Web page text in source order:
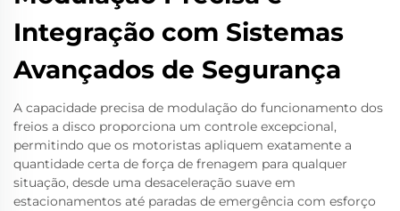
Integração com Sistemas
Avançados de Segurança
A capacidade precisa de modulação do funcionamento dos
freios a disco proporciona um controle excepcional,
permitindo que os motoristas apliquem exatamente a
quantidade certa de força de frenagem para qualquer
situação, desde uma desaceleração suave em
estacionamentos até paradas de emergência com esforço